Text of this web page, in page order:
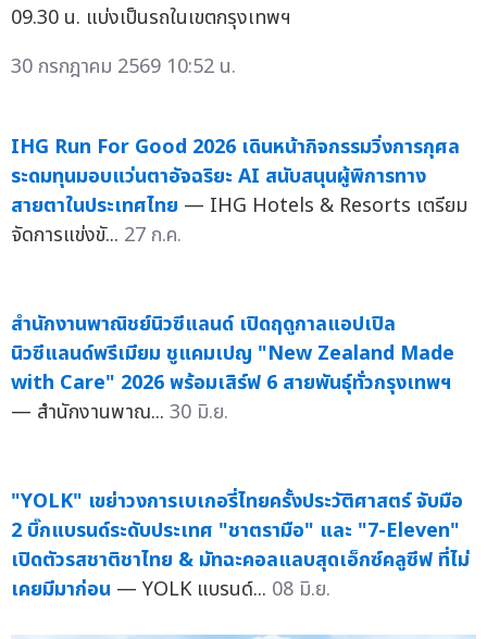
09.30 น. แบ่งเป็นรถในเขตกรุงเทพฯ
30 กรกฎาคม 2569 10:52 น.
IHG Run For Good 2026 เดินหน้ากิจกรรมวิ่งการกุศล
ระดมทุนมอบแว่นตาอัจฉริยะ AI สนับสนุนผู้พิการทาง
สายตาในประเทศไทย — IHG Hotels & Resorts เตรียม
จัดการแข่งขั... 27 ก.ค.
สำนักงานพาณิชย์นิวซีแลนด์ เปิดฤดูกาลแอปเปิล
นิวซีแลนด์พรีเมียม ชูแคมเปญ "New Zealand Made
with Care" 2026 พร้อมเสิร์ฟ 6 สายพันธุ์ทั่วกรุงเทพฯ
— สำนักงานพาณ... 30 มิ.ย.
"YOLK" เขย่าวงการเบเกอรี่ไทยครั้งประวัติศาสตร์ จับมือ
2 บิ๊กแบรนด์ระดับประเทศ "ชาตรามือ" และ "7-Eleven"
เปิดตัวรสชาติชาไทย & มัทฉะคอลแลบสุดเอ็กซ์คลูซีฟ ที่ไม่
เคยมีมาก่อน — YOLK แบรนด์... 08 มิ.ย.